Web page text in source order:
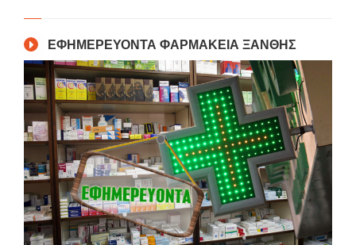
ΕΦΗΜΕΡΕΥΟΝΤΑ ΦΑΡΜΑΚΕΙΑ ΞΑΝΘΗΣ